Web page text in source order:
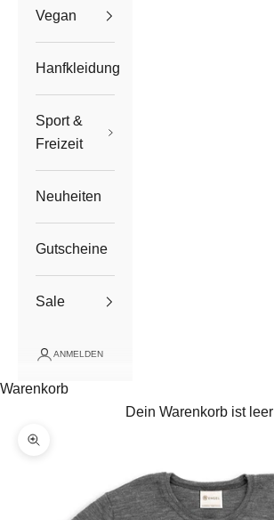
Vegan
Hanfkleidung
Sport &
Freizeit
Neuheiten
Gutscheine
Sale
ANMELDEN
Warenkorb
Dein Warenkorb ist leer
Bild vergrößern